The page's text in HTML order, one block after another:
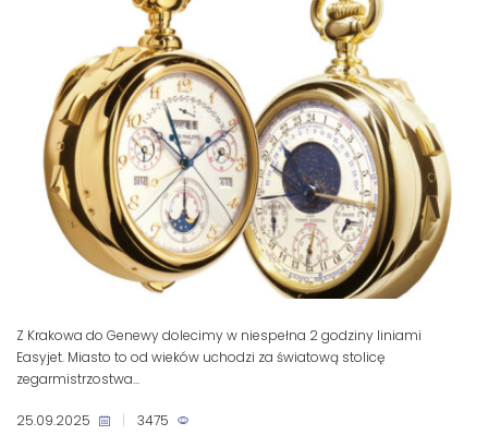
Z Krakowa do Genewy dolecimy w niespełna 2 godziny liniami
Easyjet. Miasto to od wieków uchodzi za światową stolicę
zegarmistrzostwa...
25.09.2025 3475